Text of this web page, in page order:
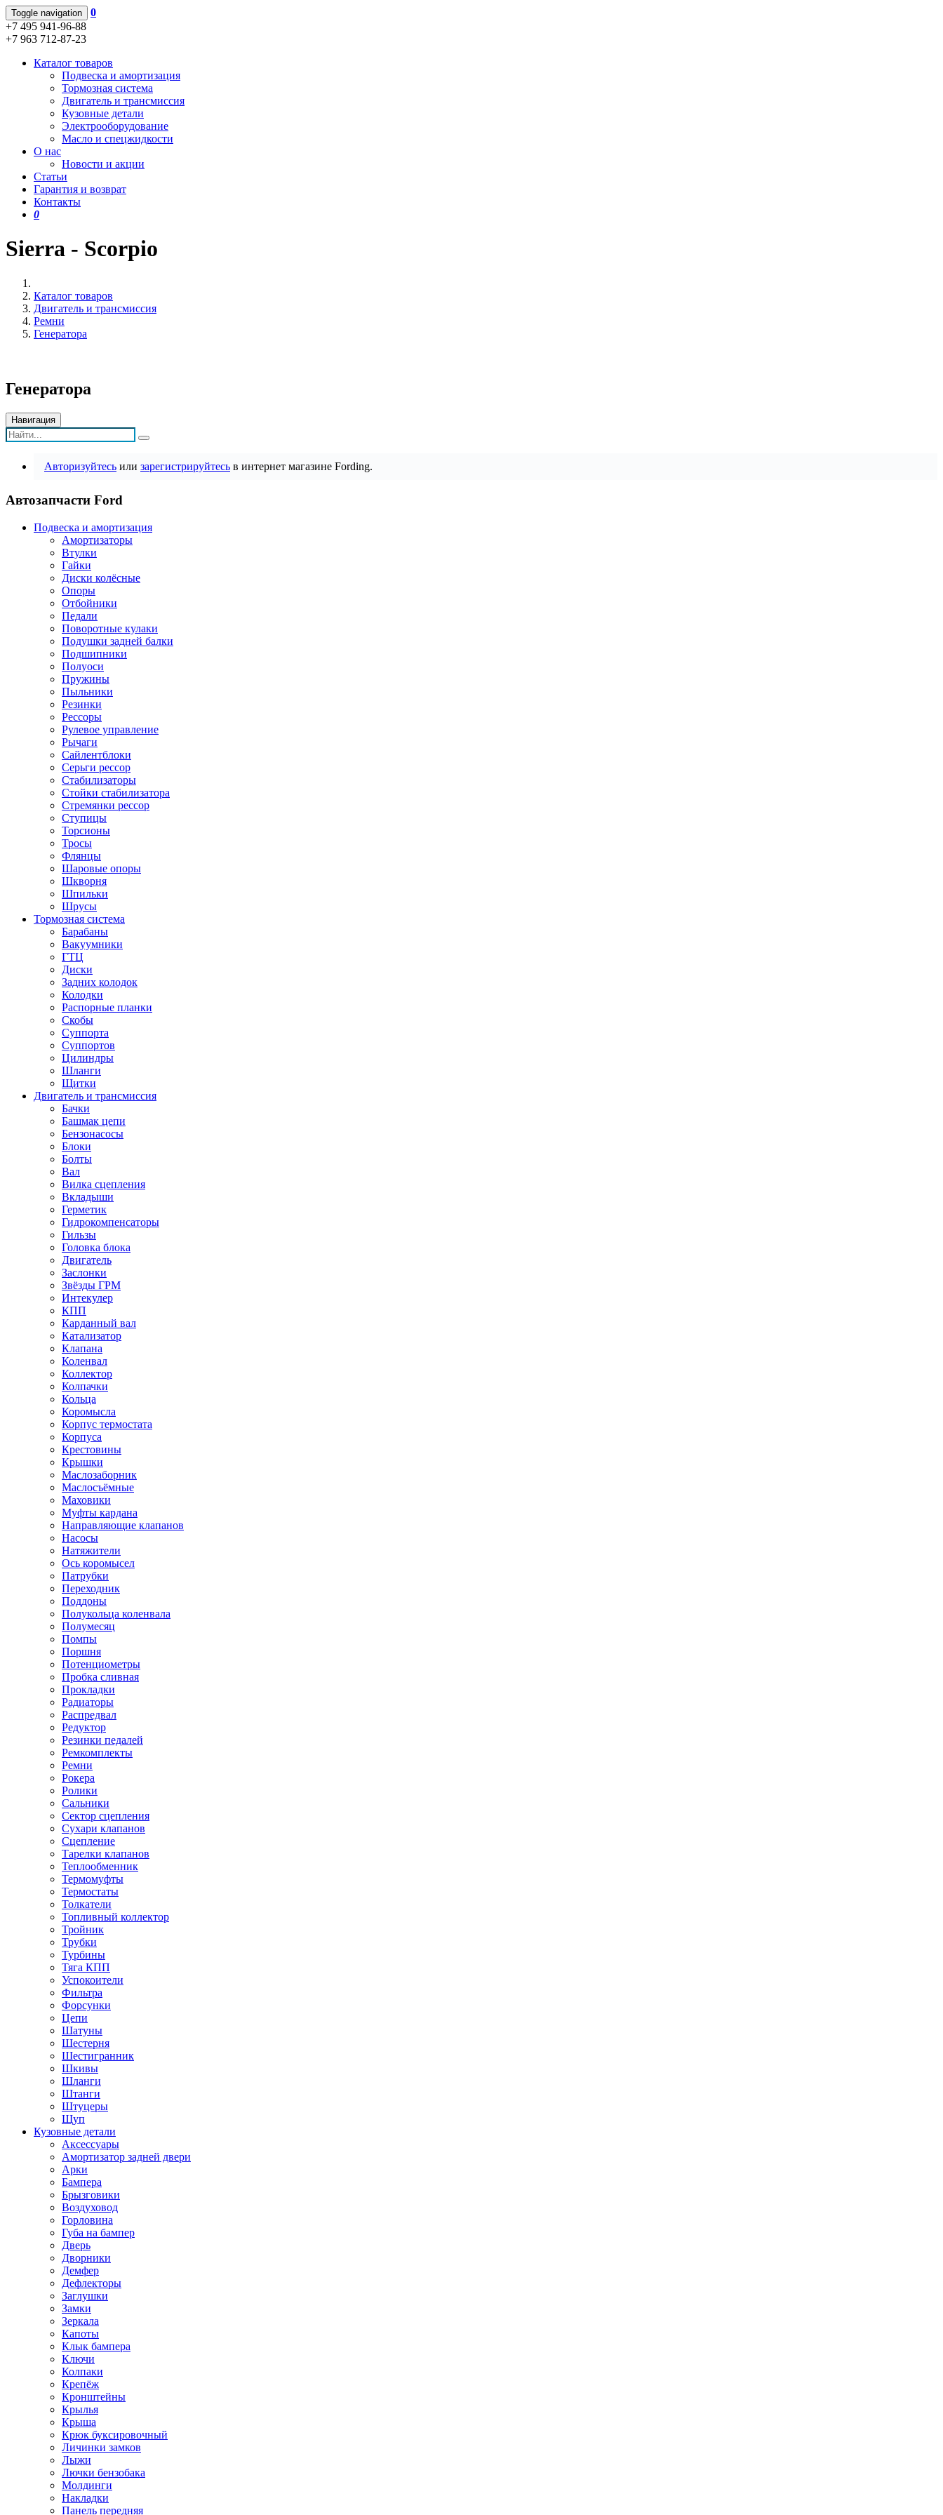
Toggle navigation
0
+7 495 941-96-88
+7 963 712-87-23
Каталог товаров
Подвеска и амортизация
Тормозная система
Двигатель и трансмиссия
Кузовные детали
Электрооборудование
Масло и спецжидкости
О нас
Новости и акции
Статьи
Гарантия и возврат
Контакты
0
Sierra - Scorpio
Каталог товаров
Двигатель и трансмиссия
Ремни
Генератора
Генератора
Навигация
Авторизуйтесь или зарегистрируйтесь в интернет магазине Fording.
Автозапчасти Ford
Подвеска и амортизация
Амортизаторы
Втулки
Гайки
Диски колёсные
Опоры
Отбойники
Педали
Поворотные кулаки
Подушки задней балки
Подшипники
Полуоси
Пружины
Пыльники
Резинки
Рессоры
Рулевое управление
Рычаги
Сайлентблоки
Серьги рессор
Стабилизаторы
Стойки стабилизатора
Стремянки рессор
Ступицы
Торсионы
Тросы
Флянцы
Шаровые опоры
Шкворня
Шпильки
Шрусы
Тормозная система
Барабаны
Вакуумники
ГТЦ
Диски
Задних колодок
Колодки
Распорные планки
Скобы
Суппорта
Суппортов
Цилиндры
Шланги
Щитки
Двигатель и трансмиссия
Бачки
Башмак цепи
Бензонасосы
Блоки
Болты
Вал
Вилка сцепления
Вкладыши
Герметик
Гидрокомпенсаторы
Гильзы
Головка блока
Двигатель
Заслонки
Звёзды ГРМ
Интекулер
КПП
Карданный вал
Катализатор
Клапана
Коленвал
Коллектор
Колпачки
Кольца
Коромысла
Корпус термостата
Корпуса
Крестовины
Крышки
Маслозаборник
Маслосъёмные
Маховики
Муфты кардана
Направляющие клапанов
Насосы
Натяжители
Ось коромысел
Патрубки
Переходник
Поддоны
Полукольца коленвала
Полумесяц
Помпы
Поршня
Потенциометры
Пробка сливная
Прокладки
Радиаторы
Распредвал
Редуктор
Резинки педалей
Ремкомплекты
Ремни
Рокера
Ролики
Сальники
Сектор сцепления
Сухари клапанов
Сцепление
Тарелки клапанов
Теплообменник
Термомуфты
Термостаты
Толкатели
Топливный коллектор
Тройник
Трубки
Турбины
Тяга КПП
Успокоители
Фильтра
Форсунки
Цепи
Шатуны
Шестерня
Шестигранник
Шкивы
Шланги
Штанги
Штуцеры
Щуп
Кузовные детали
Аксессуары
Амортизатор задней двери
Арки
Бампера
Брызговики
Воздуховод
Горловина
Губа на бампер
Дверь
Дворники
Демфер
Дефлекторы
Заглушки
Замки
Зеркала
Капоты
Клык бампера
Ключи
Колпаки
Крепёж
Кронштейны
Крылья
Крыша
Крюк буксировочный
Личинки замков
Лыжи
Лючки бензобака
Молдинги
Накладки
Панель передняя